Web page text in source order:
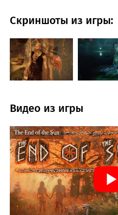
Скриншоты из игры:
Видео из игры
The End of the Sun